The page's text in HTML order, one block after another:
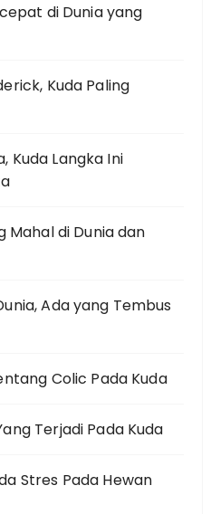
di Dunia yang
Kuda Paling
Kuda Langka Ini
Mahal di Dunia dan
Ada yang Tembus
Colic Pada Kuda
Terjadi Pada Kuda
Stres Pada Hewan